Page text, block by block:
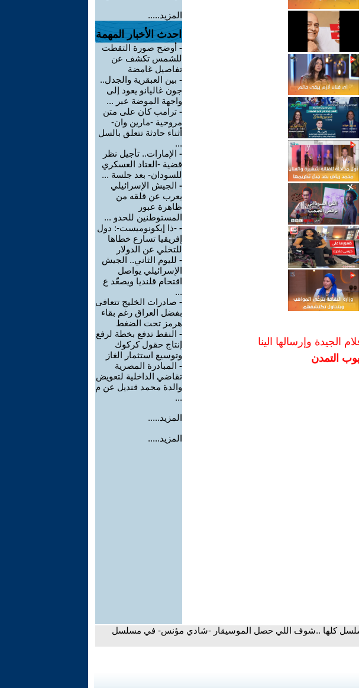
الجيدة وإرسالها الينا
التمدن
المزيد.....
احدث الأخبار المهمة
- أوضح صورة التقطت
للشمس تكشف عن
تفاصيل غامضة
- بين العبقرية والجدل..
جون غاليانو يعود إلى
واجهة الموضة عبر ...
- ترامب كان على متن
مروحية -مارين وان-
أثناء حادثة تتعلق بالسل
...
- الإمارات.. تأجيل نظر
قضية -العتاد العسكري
للسودان- بعد جلسة ...
- الجيش الإسرائيلي
يعرب عن قلقه من
ظاهرة عبور
المستوطنين للحدو ...
- -ذا إيكونوميست-: دول
إفريقيا تسارع خطاها
للتخلي عن الدولار
- لليوم الثاني.. الجيش
الإسرائيلي يواصل
اقتحام قلنديا ويصعّد ع
...
- صادرات الخليج تتعافى
بفضل العراق رغم بقاء
هرمز تحت الضغط
- النفط تدفع بخطة لرفع
إنتاج حقول كركوك
وتوسيع استثمار الغاز
- المبادرة المصرية
تقاضي الداخلية لتعويض
والدة محمد قنديل عن م
...
المزيد.....
المزيد.....
كلها ..شوف اللي حصل الموسيقار -شادي مؤنس- في مسلسل